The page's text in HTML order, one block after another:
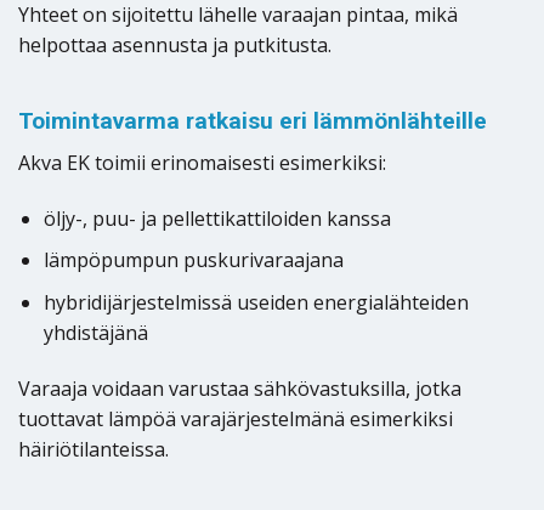
Yhteet on sijoitettu lähelle varaajan pintaa, mikä
helpottaa asennusta ja putkitusta.
Toimintavarma ratkaisu eri lämmönlähteille
Akva EK toimii erinomaisesti esimerkiksi:
öljy-, puu- ja pellettikattiloiden kanssa
lämpöpumpun puskurivaraajana
hybridijärjestelmissä useiden energialähteiden
yhdistäjänä
Varaaja voidaan varustaa sähkövastuksilla, jotka
tuottavat lämpöä varajärjestelmänä esimerkiksi
häiriötilanteissa.